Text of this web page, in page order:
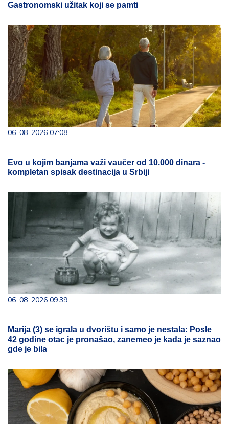
Gastronomski užitak koji se pamti
06. 08. 2026 07:08
Evo u kojim banjama važi vaučer od 10.000 dinara -
kompletan spisak destinacija u Srbiji
06. 08. 2026 09:39
Marija (3) se igrala u dvorištu i samo je nestala: Posle
42 godine otac je pronašao, zanemeo je kada je saznao
gde je bila